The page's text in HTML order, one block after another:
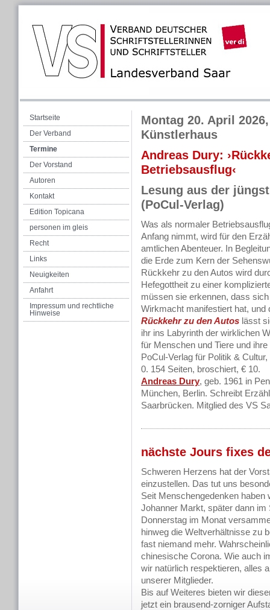
Startseite
Der Verband
Termine
Der Vorstand
Autoren
Kontakt
Edition Topicana
personen im gleis
Recht
Links
Neuigkeiten
Anfahrt
Impressum und rechtliche
Hinweise
Montag 20. April
Künstlerhaus
Andreas Dury:
Betriebsausflug‹
Lesung aus der
(PoCul-Verlag)
Was als normaler
Anfang nimmt, wird für den
amtlichen Abenteuer. In
die Erde zum Kern der
Rückkehr zu den Autos wird
Hefegottheit zu einer
müssen sie erkennen, dass
Wirkmacht manifestiert hat,
Rückkehr zu den Autos lässt
ihr ins Labyrinth der wirklichen
für Menschen und Tiere und
PoCul-Verlag für Politik &
0. 154 Seiten, broschiert, € 10.
Andreas Dury, geb. 1961 in
München, Berlin. Schreibt
Saarbrücken. Mitglied des VS
nächste Jours fixes
Schweren Herzens hat der
einzustellen. Das tut uns
Seit Menschengedenken
Johanner Markt, später dann
Donnerstag im Monat
hinweg die Weltverhältnisse zu
fast niemand mehr.
chinesische Corona. Wie auch
wir natürlich respektieren, alles
unserer Mitglieder.
Bis auf Weiteres bieten wir
jetzt ein brausend-zorniger